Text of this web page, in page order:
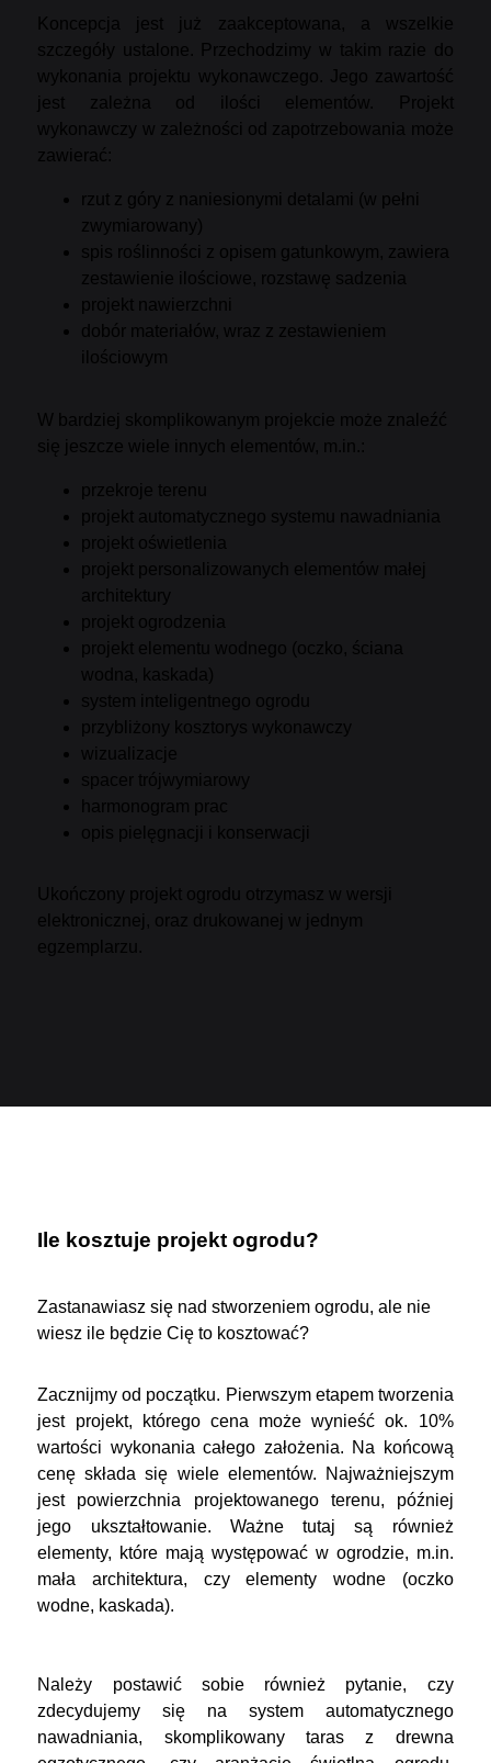
Koncepcja jest już zaakceptowana, a wszelkie
szczegóły ustalone. Przechodzimy w takim razie do
wykonania projektu wykonawczego. Jego zawartość
jest zależna od ilości elementów. Projekt
wykonawczy w zależności od zapotrzebowania może
zawierać:
rzut z góry z naniesionymi detalami (w pełni
zwymiarowany)
spis roślinności z opisem gatunkowym, zawiera
zestawienie ilościowe, rozstawę sadzenia
projekt nawierzchni
dobór materiałów, wraz z zestawieniem
ilościowym
W bardziej skomplikowanym projekcie może znaleźć
się jeszcze wiele innych elementów, m.in.:
przekroje terenu
projekt automatycznego systemu nawadniania
projekt oświetlenia
projekt personalizowanych elementów małej
architektury
projekt ogrodzenia
projekt elementu wodnego (oczko, ściana
wodna, kaskada)
system inteligentnego ogrodu
przybliżony kosztorys wykonawczy
wizualizacje
spacer trójwymiarowy
harmonogram prac
opis pielęgnacji i konserwacji
Ukończony projekt ogrodu otrzymasz w wersji
elektronicznej, oraz drukowanej w jednym
egzemplarzu.
Ile kosztuje projekt ogrodu?
Zastanawiasz się nad stworzeniem ogrodu, ale nie
wiesz ile będzie Cię to kosztować?
Zacznijmy od początku. Pierwszym etapem tworzenia
jest projekt, którego cena może wynieść ok. 10%
wartości wykonania całego założenia. Na końcową
cenę składa się wiele elementów. Najważniejszym
jest powierzchnia projektowanego terenu, później
jego ukształtowanie. Ważne tutaj są również
elementy, które mają występować w ogrodzie, m.in.
mała architektura, czy elementy wodne (oczko
wodne, kaskada).
Należy postawić sobie również pytanie, czy
zdecydujemy się na system automatycznego
nawadniania, skomplikowany taras z drewna